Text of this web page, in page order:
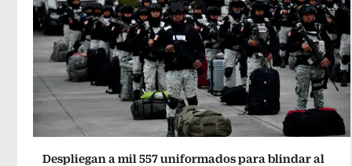
Despliegan a mil 557 uniformados para blindar al